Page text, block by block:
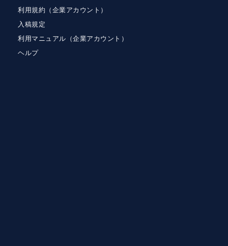
利用規約（企業アカウント）
入稿規定
利用マニュアル（企業アカウント）
ヘルプ